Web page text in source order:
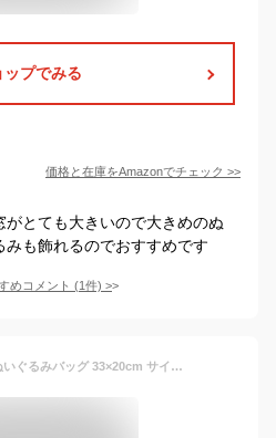
ップでみる
価格と在庫をAmazonでチェック >>
がとても大きいので大きめのぬ
も飾れるのでおすすめです
めコメント (1件) >
【公式限定】推し入れ ぬいぐるみバッグ 33×20cm サイズ フラップ 選べる9色 推し活バッグ ショルダー 透明 痛バ 痛バッグ ぬい ぬい痛 ぬいぐるみ 隠せる 推し 推し活 推し活グッズ 収納 見せる バッグ かばん カバン おしゃれ メンカラ ストラップ